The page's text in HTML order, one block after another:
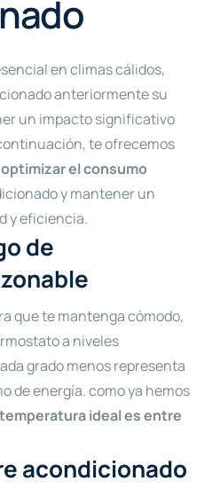
en climas cálidos,
anteriormente su
un impacto significativo
te ofrecemos
el consumo
y mantener un
y eficiencia.
de
que te mantenga cómodo,
a niveles
grado menos representa
de energía. como ya hemos
ideal es entre
acondicionado